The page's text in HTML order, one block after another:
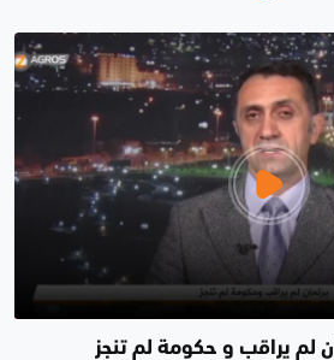
لم يراقب و حكومة لم تنجز